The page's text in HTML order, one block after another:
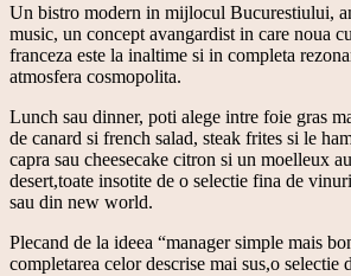
Un bistro modern in mijlocul Bucurestiului,
music, un concept avangardist in care noua
franceza este la inaltime si in completa
atmosfera cosmopolita.
Lunch sau dinner, poti alege intre foie gras
de canard si french salad, steak frites si le
capra sau cheesecake citron si un moelleux
desert,toate insotite de o selectie fina de
sau din new world.
Plecand de la ideea “manager simple mais
completarea celor descrise mai sus,o selectie